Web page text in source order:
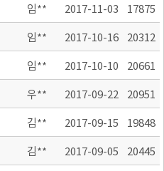
임** 2017-11-03
17875
임** 2017-10-16
20312
임** 2017-10-10
20661
우** 2017-09-22
20951
김** 2017-09-15
19848
김** 2017-09-05
20445